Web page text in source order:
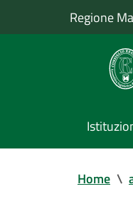
Regione
Home \